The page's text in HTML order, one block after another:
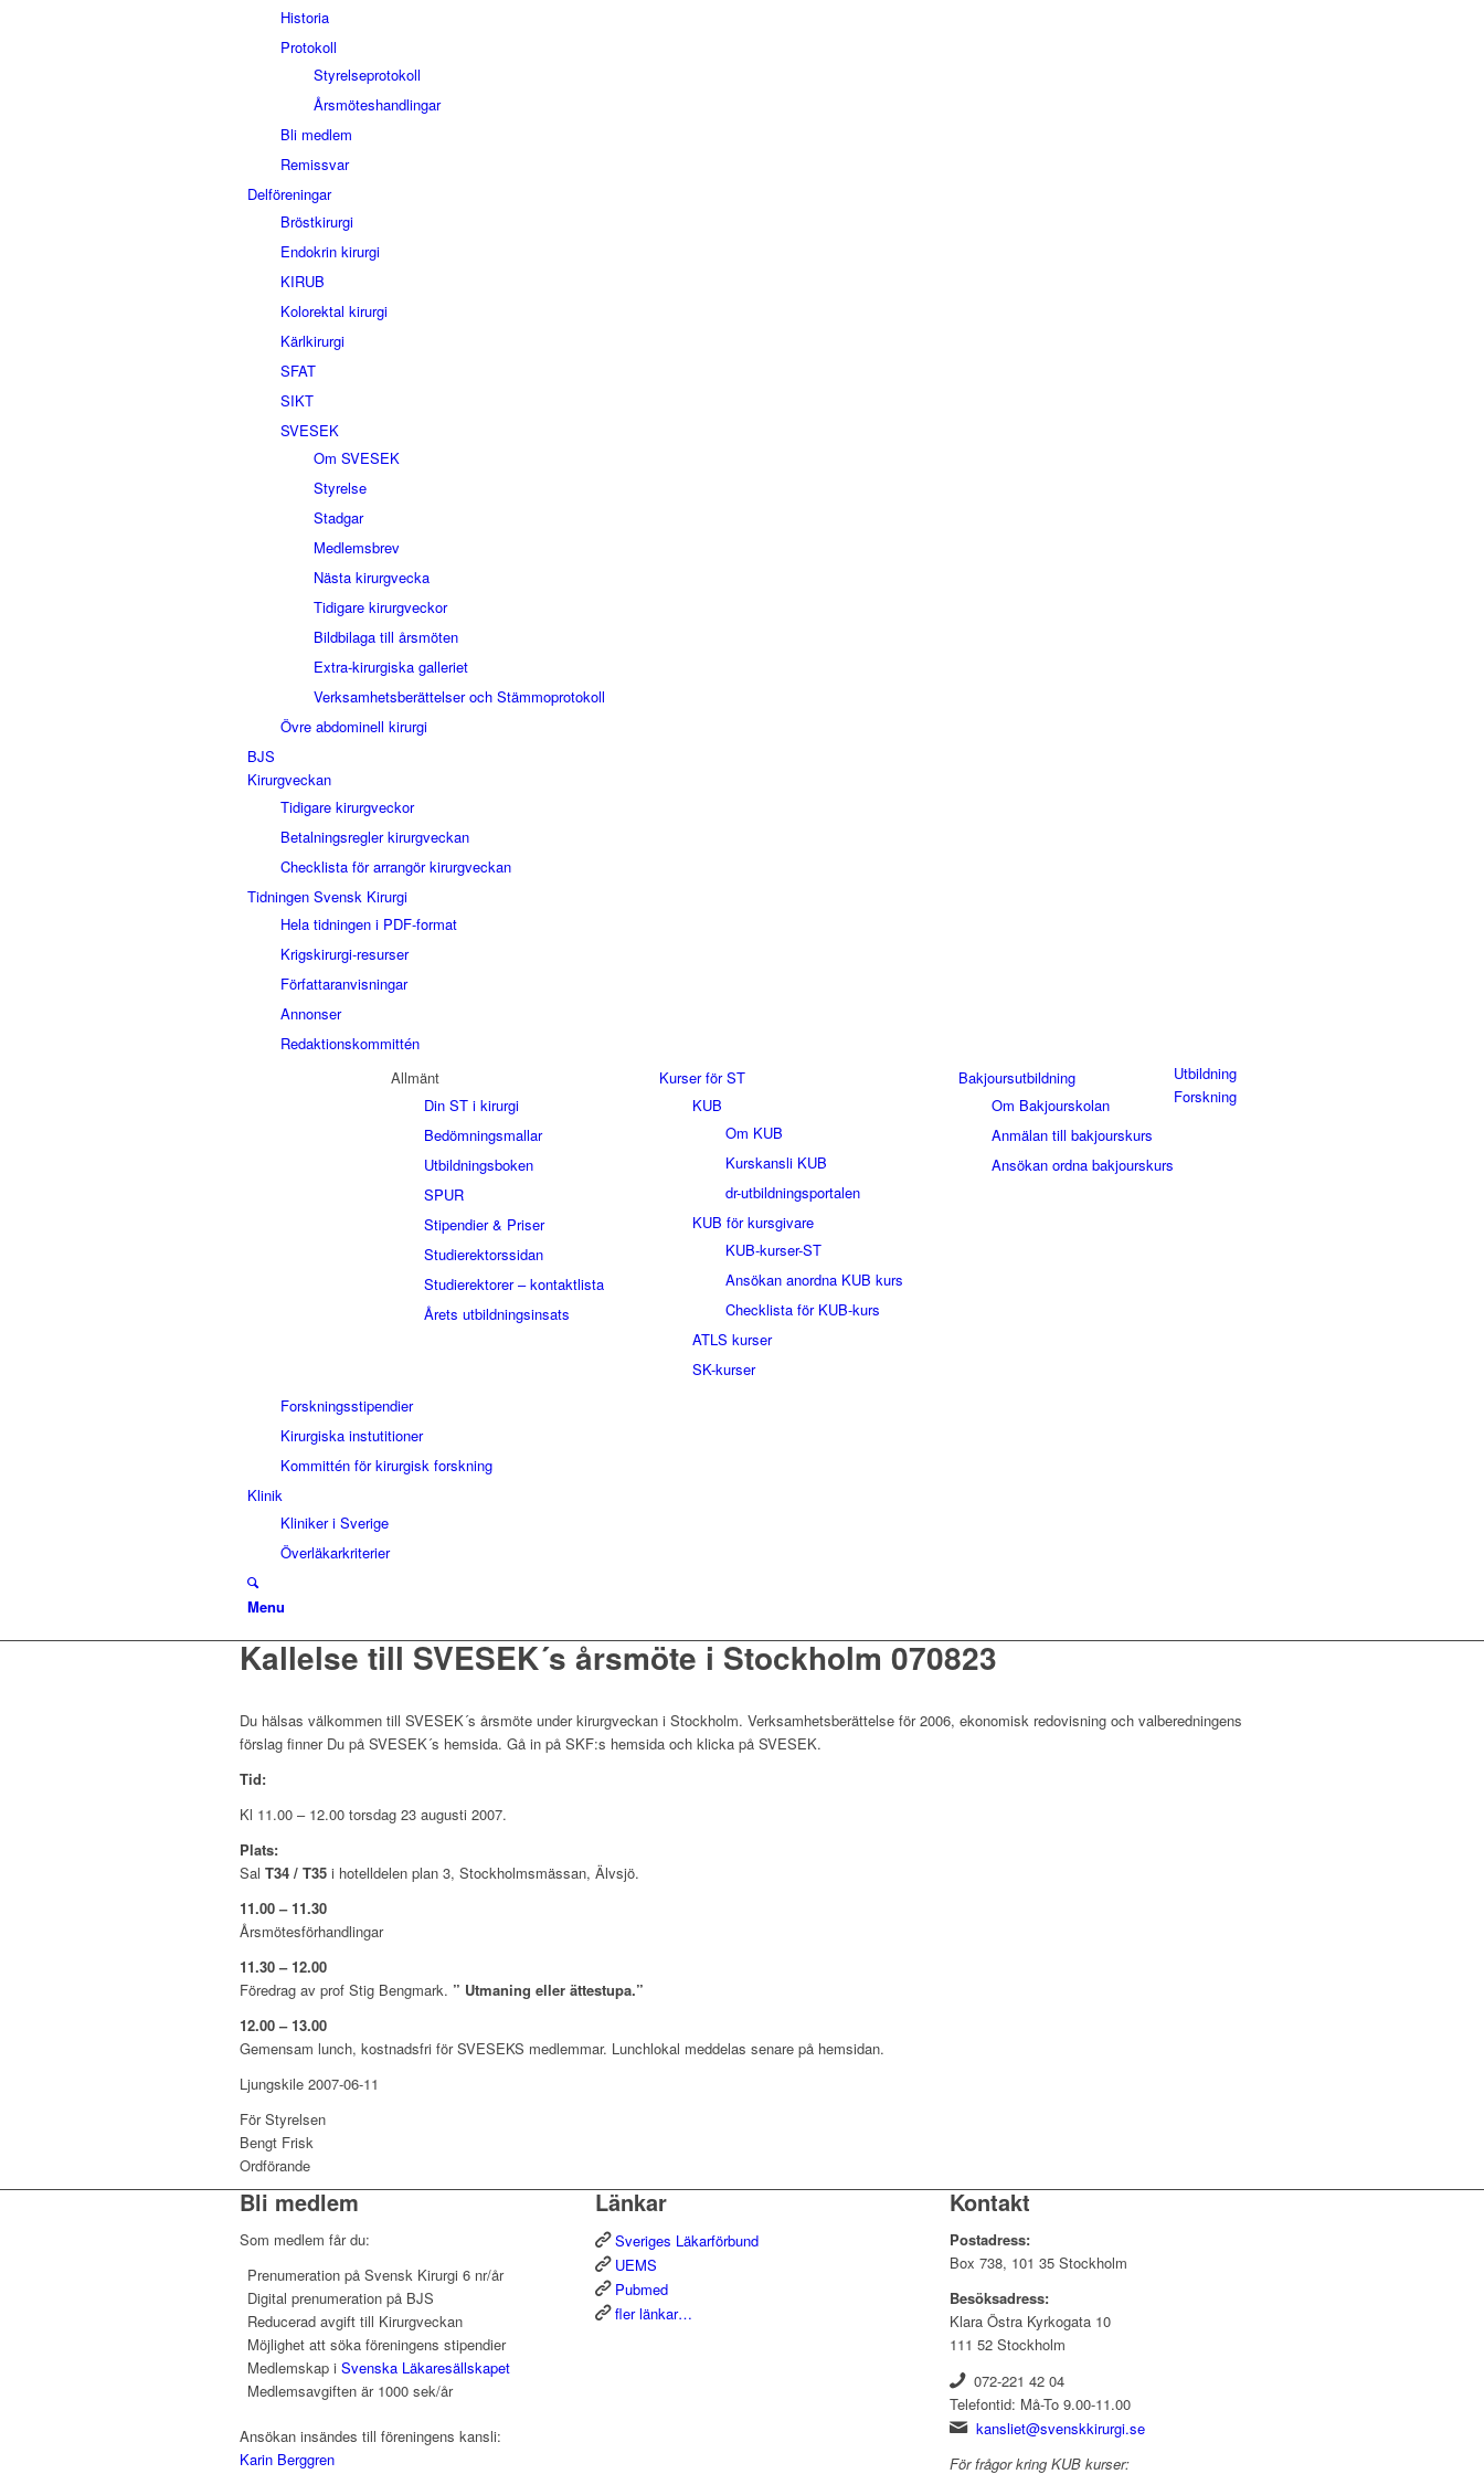
Historia
Protokoll
Styrelseprotokoll
Årsmöteshandlingar
Bli medlem
Remissvar
Delföreningar
Bröstkirurgi
Endokrin kirurgi
KIRUB
Kolorektal kirurgi
Kärlkirurgi
SFAT
SIKT
SVESEK
Om SVESEK
Styrelse
Stadgar
Medlemsbrev
Nästa kirurgvecka
Tidigare kirurgveckor
Bildbilaga till årsmöten
Extra-kirurgiska galleriet
Verksamhetsberättelser och Stämmoprotokoll
Övre abdominell kirurgi
BJS
Kirurgveckan
Tidigare kirurgveckor
Betalningsregler kirurgveckan
Checklista för arrangör kirurgveckan
Tidningen Svensk Kirurgi
Hela tidningen i PDF-format
Krigskirurgi-resurser
Författaranvisningar
Annonser
Redaktionskommittén
Utbildning
Allmänt
Din ST i kirurgi
Bedömningsmallar
Utbildningsboken
SPUR
Stipendier & Priser
Studierektorssidan
Studierektorer – kontaktlista
Årets utbildningsinsats
Kurser för ST
KUB
Om KUB
Kurskansli KUB
dr-utbildningsportalen
KUB för kursgivare
KUB-kurser-ST
Ansökan anordna KUB kurs
Checklista för KUB-kurs
ATLS kurser
SK-kurser
Bakjoursutbildning
Om Bakjourskolan
Anmälan till bakjourskurs
Ansökan ordna bakjourskurs
Forskning
Forskningsstipendier
Kirurgiska instutitioner
Kommittén för kirurgisk forskning
Klinik
Kliniker i Sverige
Överläkarkriterier
Menu
Kallelse till SVESEK´s årsmöte i Stockholm 070823
Du hälsas välkommen till SVESEK´s årsmöte under kirurgveckan i Stockholm. Verksamhetsberättelse för 2006, ekonomisk redovisning och valberedningens
förslag finner Du på SVESEK´s hemsida. Gå in på SKF:s hemsida och klicka på SVESEK.
Tid:
Kl 11.00 – 12.00 torsdag 23 augusti 2007.
Plats:
Sal T34 / T35 i hotelldelen plan 3, Stockholmsmässan, Älvsjö.
11.00 – 11.30
Årsmötesförhandlingar
11.30 – 12.00
Föredrag av prof Stig Bengmark. ” Utmaning eller ättestupa.”
12.00 – 13.00
Gemensam lunch, kostnadsfri för SVESEKS medlemmar. Lunchlokal meddelas senare på hemsidan.
Ljungskile 2007-06-11
För Styrelsen
Bengt Frisk
Ordförande
Bli medlem
Som medlem får du:
Prenumeration på Svensk Kirurgi 6 nr/år
Digital prenumeration på BJS
Reducerad avgift till Kirurgveckan
Möjlighet att söka föreningens stipendier
Medlemskap i Svenska Läkaresällskapet
Medlemsavgiften är 1000 sek/år
Ansökan insändes till föreningens kansli:
Karin Berggren
Länkar
Sveriges Läkarförbund
UEMS
Pubmed
fler länkar…
Kontakt
Postadress:
Box 738, 101 35 Stockholm
Besöksadress:
Klara Östra Kyrkogata 10
111 52 Stockholm
072-221 42 04
Telefontid: Må-To 9.00-11.00
kansliet@svenskkirurgi.se
För frågor kring KUB kurser: